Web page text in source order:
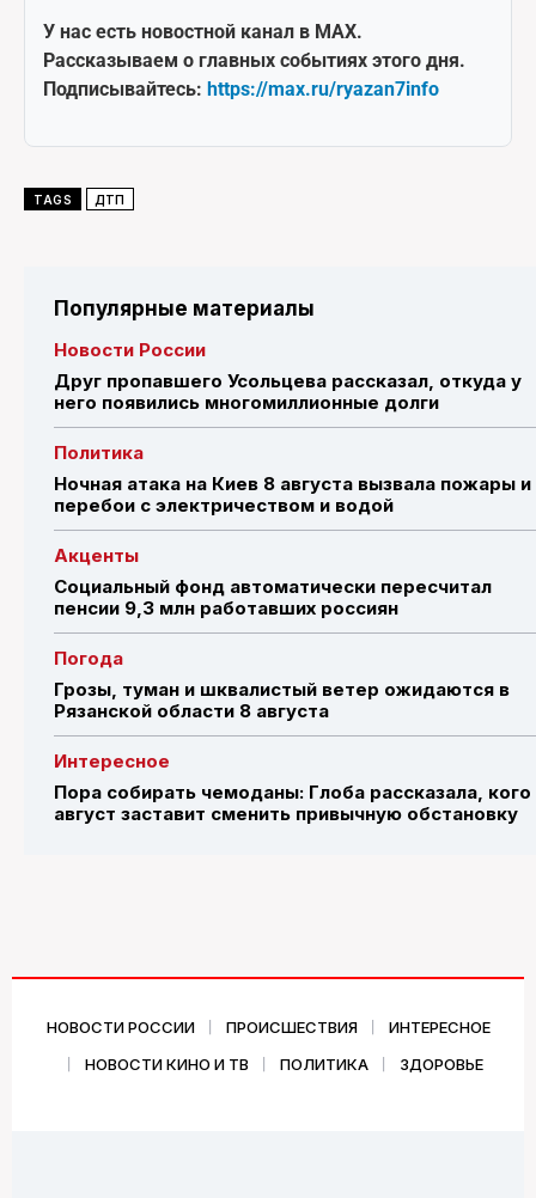
У нас есть новостной канал в MAX.
Рассказываем о главных событиях этого дня.
Подписывайтесь: https://max.ru/ryazan7info
TAGS ДТП
Популярные материалы
Новости России
Друг пропавшего Усольцева рассказал, откуда у
него появились многомиллионные долги
Политика
Ночная атака на Киев 8 августа вызвала пожары и
перебои с электричеством и водой
Акценты
Социальный фонд автоматически пересчитал
пенсии 9,3 млн работавших россиян
Погода
Грозы, туман и шквалистый ветер ожидаются в
Рязанской области 8 августа
Интересное
Пора собирать чемоданы: Глоба рассказала, кого
август заставит сменить привычную обстановку
НОВОСТИ РОССИИ ПРОИСШЕСТВИЯ
ИНТЕРЕСНОЕ
НОВОСТИ КИНО И ТВ
ПОЛИТИКА ЗДОРОВЬЕ